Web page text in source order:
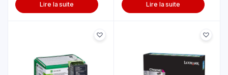
Lire la suite Lire la suite